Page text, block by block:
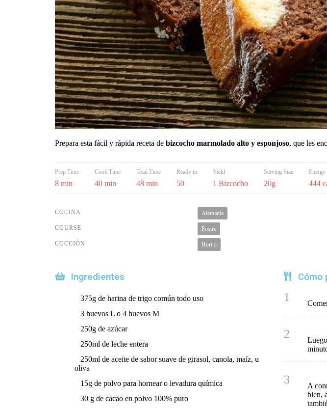
Prepara esta fácil y rápida receta de bizcocho marmolado alto y esponjoso, que les
Prep Time
8 min
Cook Time
40 min
Total Time
48 min
Ready in
50
Yield
1 Bizcocho
Serving Size
20g
Energy
444
COCINA Alemania
COURSE Postre
COCCIÓN Horno
Ingredientes
375g de harina de trigo común todo uso
3 huevos L o 4 huevos M
250g de azúcar
250ml de leche entera
250ml de aceite de sabor suave de girasol, canola, maíz, u
oliva
15g de polvo para hornear o levadura química
30 g de cacao en polvo 100% puro
Cómo
1
2
3
A
bien,